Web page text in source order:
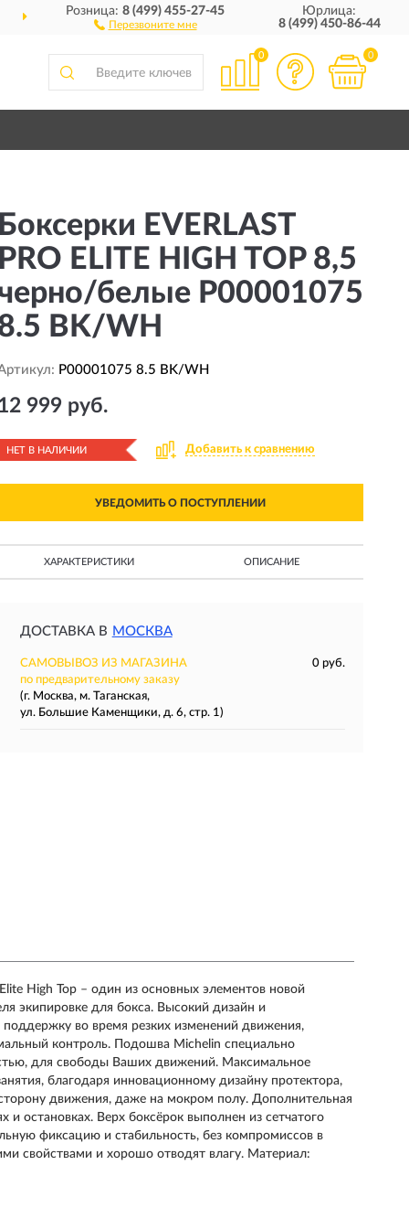
ДОСТАВИМ ПО ВСЕЙ РОССИИ
Розница:8 (499) 455-27-45
Перезвоните мне
Юрлица:
8 (499) 450-86-44
0 0
EVERLAST
ELITE HIGH TOP 8,5
белые P00001075
BK/WH
P00001075 8.5 BK/WH
999 руб.
НЕТ В НАЛИЧИИ Добавить к сравнению
УВЕДОМИТЬ О ПОСТУПЛЕНИИ
ХАРАКТЕРИСТИКИ ОПИСАНИЕ
ДОСТАВКА В МОСКВА
САМОВЫВОЗ ИЗ МАГАЗИНА
0 руб.
по предварительному заказу
(г. Москва, м. Таганская,
ул. Большие Каменщики, д. 6, стр. 1)
High Top – один из основных элементов новой
экипировке для бокса. Высокий дизайн и
во время резких изменений движения,
контроль. Подошва Michelin специально
для свободы Ваших движений. Максимальное
благодаря инновационному дизайну протектора,
движения, даже на мокром полу. Дополнительная
остановках. Верх боксёрок выполнен из сетчатого
фиксацию и стабильность, без компромиссов в
свойствами и хорошо отводят влагу. Материал: